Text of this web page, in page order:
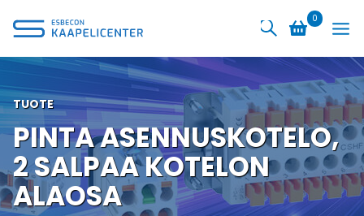
sisältöön
0
TUOTE
PINTA ASENNUSKOTELO,
2 SALPAA KOTELON
ALAOSA